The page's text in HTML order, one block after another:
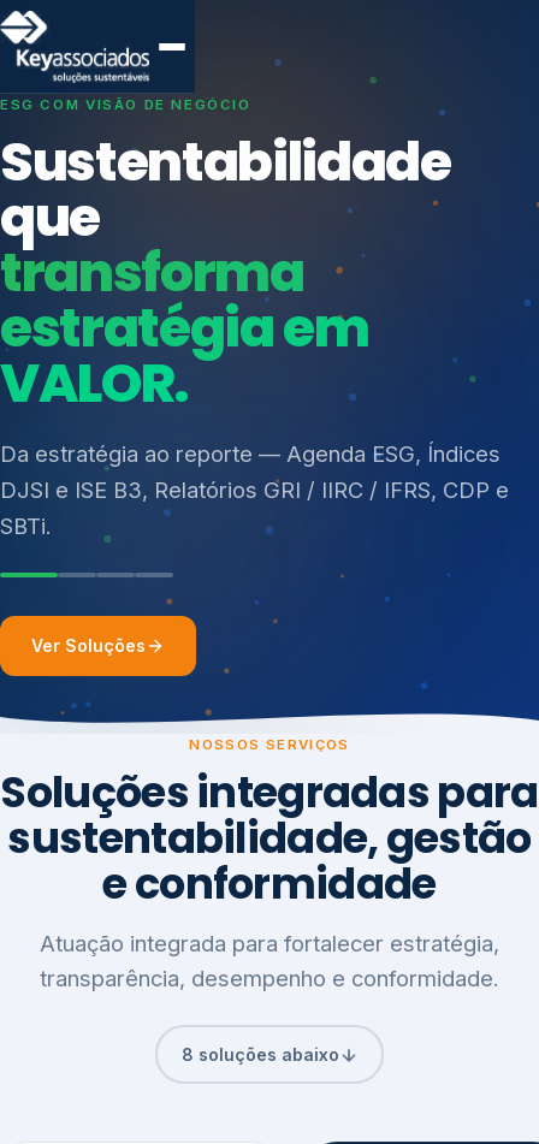
SISTEMAS DE GESTÃO OTIMIZADOS E INTEGRADOS
Conformidade que
protege seu
negócio.
Consultoria, auditoria e treinamentos em ISO 27001,
ISO 27701, ISO 42001, ISO 37001, ISO 9001, ISO
resíduos sólidos (PGRS/PMGRS).
Índices de Mercado
Mudanças Climáticas
Reputação e Cadeia
Reporte Regulatório
Ver Soluções
NOSSOS SERVIÇOS
Soluções integradas para
sustentabilidade, gestão
e conformidade
Atuação integrada para fortalecer estratégia,
transparência, desempenho e conformidade.
8 soluções abaixo